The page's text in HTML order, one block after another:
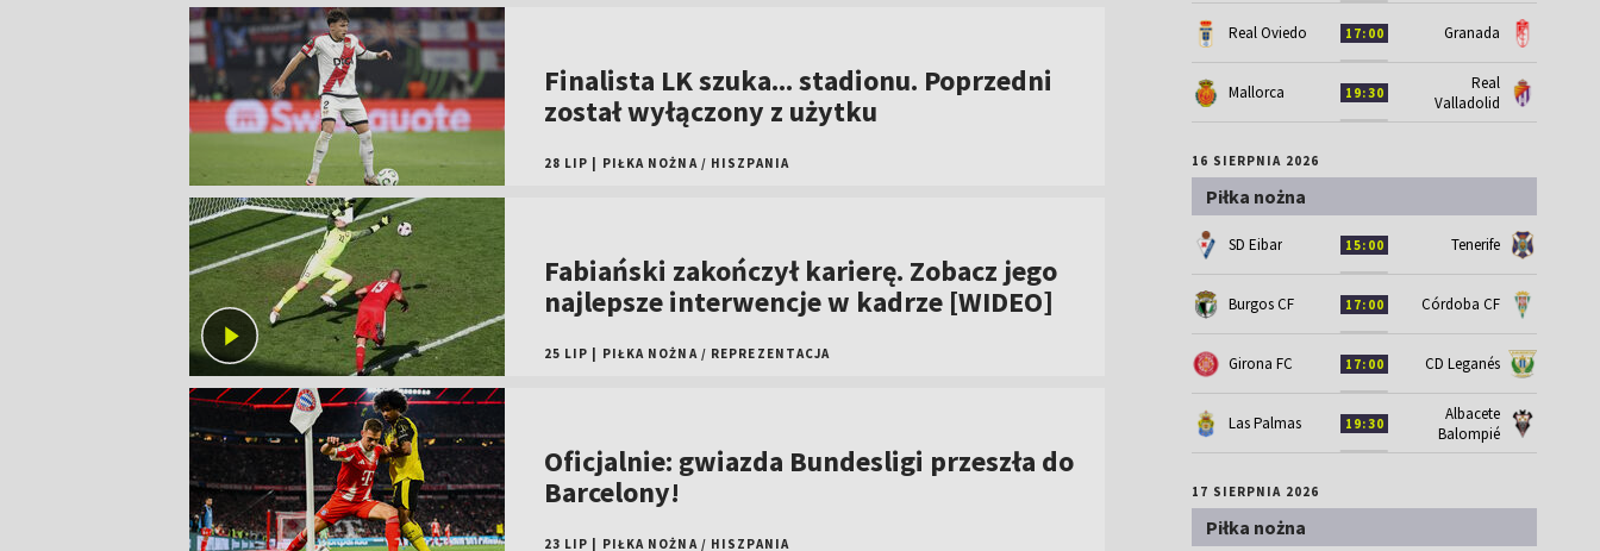
Finalista LK szuka... stadionu. Poprzedni
został wyłączony z użytku
28 LIP PIŁKA NOŻNA / HISZPANIA
Fabiański zakończył karierę. Zobacz jego
najlepsze interwencje w kadrze [WIDEO]
25 LIP PIŁKA NOŻNA / REPREZENTACJA
Oficjalnie: gwiazda Bundesligi przeszła do
Barcelony!
23 LIP PIŁKA NOŻNA / HISZPANIA
Real Oviedo 17:00 Granada
Mallorca 19:30
Real
Valladolid
16 SIERPNIA 2026
Piłka nożna
SD Eibar 15:00 Tenerife
Burgos CF 17:00 Córdoba CF
Girona FC 17:00 CD Leganés
Las Palmas 19:30
Albacete
Balompié
17 SIERPNIA 2026
Piłka nożna